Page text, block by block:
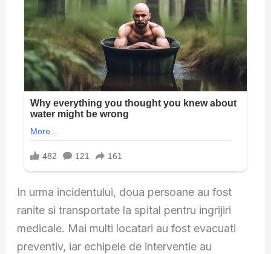
In urma incidentului, doua persoane au fost
ranite si transportate la spital pentru ingrijiri
medicale. Mai multi locatari au fost evacuati
preventiv, iar echipele de interventie au